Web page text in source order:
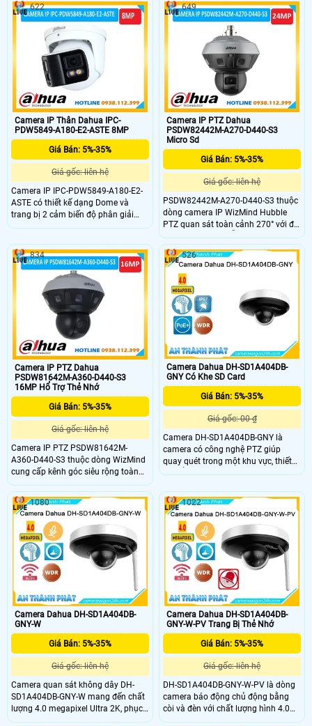
tích hợp hồng ngoại tầm xa 150m,
có màu ban đêm trong phạm vi
50m, khả năng quay xoay 360 độ
linh hoạt. Camera hỗ trợ báo động
thông minh khe thẻ nhớ đến 512GB
và đạt chuẩn chống nước IP66 phù
hợp lắp ngoài trời.
xa lên tới 250m, tích hợp chức năng
Auto-tracking giúp tự động theo dõi
mục tiêu thông minh. Camera còn
hỗ trợ khe thẻ nhớ lên đến 512GB và
đạt chuẩn chống nước/bụi IP67 lý
tưởng cho lắp đặt ngoài trời.
Camera IP Thân Dahua IPC-
PDW5849-A180-E2-ASTE 8MP
Giá Bán: 5%-35%
Giá gốc: liên hệ
Camera IP IPC-PDW5849-A180-E2-
ASTE có thiết kế dạng Dome và
trang bị 2 cảm biến độ phân giải
4MP cho ra hình ảnh ghép góc rộng
Ngoài ra, được tích hợp đèn ánh
sáng trắng 40m nên camera giám
sát ban đêm có màu rõ ràng, hỗ trợ
đàm thoại 2 chiều, tính năng Zoom
và theo dõi đối tượng trong khung
hình, công nghệ SMD 3.0 giúp phát
hiện người độ chính xác cao
622
Camera IP PTZ Dahua
PSDW82442M-A270-D440-S3
Micro Sd
Giá Bán: 5%-35%
Giá gốc: liên hệ
PSDW82442M-A270-D440-S3 thuộc
dòng camera IP WizMind Hubble
PTZ quan sát toàn cảnh 270° với đa
cảm biến 24 MP, hỗ trợ Zoom quang
40X và hồng ngoại siêu xa 400m
giúp giám sát hoạt động hiệu quả.
Camera còn nổi bật với tính năng
bảo vệ chu vi, nhận dạng khuôn
mặt, bản đồ đám đông và mật độ
phương tiện, hỗ trợ lưu qua thẻ nhớ
dung lượng đến 512Gb
649
Camera IP PTZ Dahua
PSDW81642M-A360-D440-S3
16MP Hổ Trợ Thẻ Nhớ
Giá Bán: 5%-35%
Giá gốc: liên hệ
Camera IP PTZ PSDW81642M-
A360-D440-S3 thuộc dòng WizMind
cung cấp kênh góc siêu rộng toàn
cảnh 360° với độ phân giải 16 MP
và kênh PTZ xoay 360 độ phân giải
4MP. Nổi bật với khả năng Zoom
quang 40x, tích hợp hồng ngoại tầm
nhìn xa 400m, hỗ trợ nhận dạng
khuôn mặt, định vị GPS và lưu trữ
linh hoạt qua thẻ nhớ dung lượng
lên đến 512GB
834
Camera Dahua DH-SD1A404DB-
GNY Có Khe SD Card
Giá Bán: 5%-35%
Giá gốc: 00 ₫
Camera DH-SD1A404DB-GNY là
camera có công nghệ PTZ giúp
quay quét trong một khu vực, thiết
kế kiểu dáng dome nhỏ gọn, ống
zoom quang học 4X, hỗ trợ phát
hiện khuôn mặt, bảo vệ vành đai,
chống nước IP 66 chống va đập
IK08
526
Camera Dahua DH-SD1A404DB-
GNY-W
Giá Bán: 5%-35%
Giá gốc: liên hệ
Camera quan sát không dây DH-
SD1A404DB-GNY-W mang đến chất
lượng 4.0 megapixel Ultra 2K, phục
vụ dự án ảnh sảnh sắc nét với chức
1080
Camera Dahua DH-SD1A404DB-
GNY-W-PV Trang Bị Thẻ Nhớ
Giá Bán: 5%-35%
Giá gốc: liên hệ
DH-SD1A404DB-GNY-W-PV là dòng
camera báo động chủ động bằng
còi và đèn với chất lượng hình 4.0
MP. Thiết bị được trang bị chống
1022